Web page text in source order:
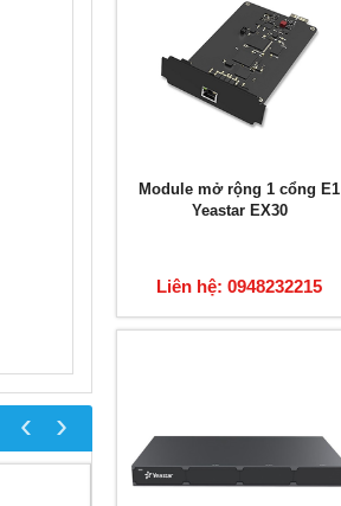
‹ ›
Module mở rộng 1 cổng E1
Yeastar EX30
Liên hệ: 0948232215